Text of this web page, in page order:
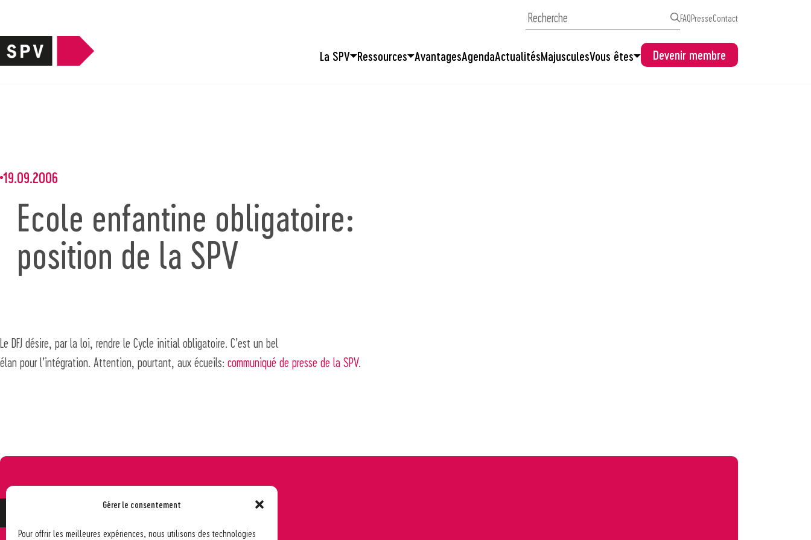
Gérer le consentement
Pour offrir les meilleures expériences, nous utilisons des technologies
La SPV Ressources AvantagesAgendaActualitésMajusculesVous êtes Devenir membre
FAQPresseContact
19.09.2006
Ecole enfantine obligatoire:
position de la SPV
Le DFJ désire, par la loi, rendre le Cycle initial obligatoire. C’est un bel
élan pour l’intégration. Attention, pourtant, aux écueils: communiqué de presse de la SPV.